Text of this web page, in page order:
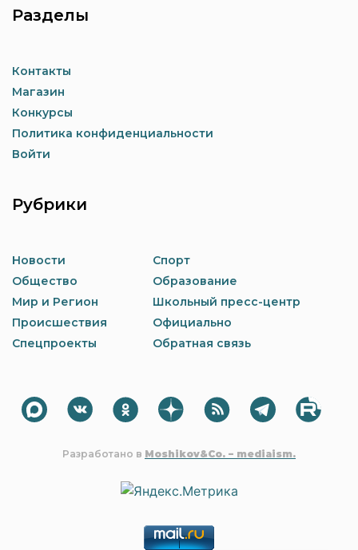
Разделы
Контакты
Магазин
Конкурсы
Политика конфиденциальности
Войти
Рубрики
Новости
Общество
Мир и Регион
Происшествия
Спецпроекты
Спорт
Образование
Школьный пресс-центр
Официально
Обратная связь
Разработано в Moshikov&Co. – mediaism.